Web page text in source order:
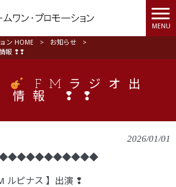
MENU
ン HOME > お知らせ
>
報 ❢❢
FMラジオ出
情報 ❢❢
2026/01/01
ルピナス 】出演 ❢